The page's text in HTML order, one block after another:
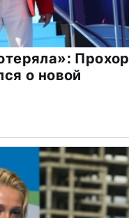
Прохор
о новой